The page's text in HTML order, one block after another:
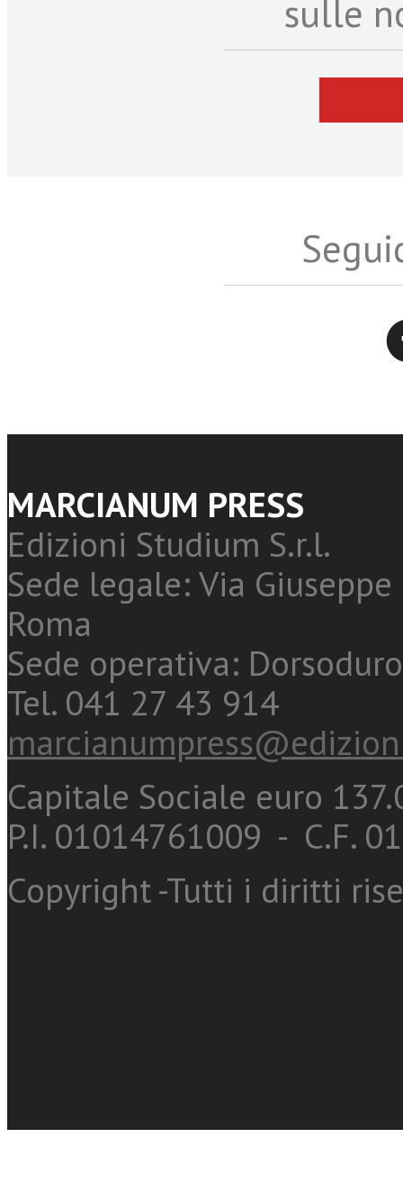
sulle
MARCIANUM PRESS
Edizioni Studium S.r.l.
Sede legale: Via
Roma
Sede operativa:
Tel. 041 27 43 914
Capitale Sociale euro
P.I. 01014761009 - C.F.
Copyright -Tutti i diritti